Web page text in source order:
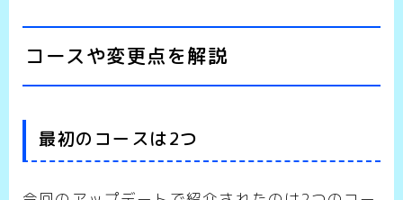
コースや変更点を解説
最初のコースは2つ